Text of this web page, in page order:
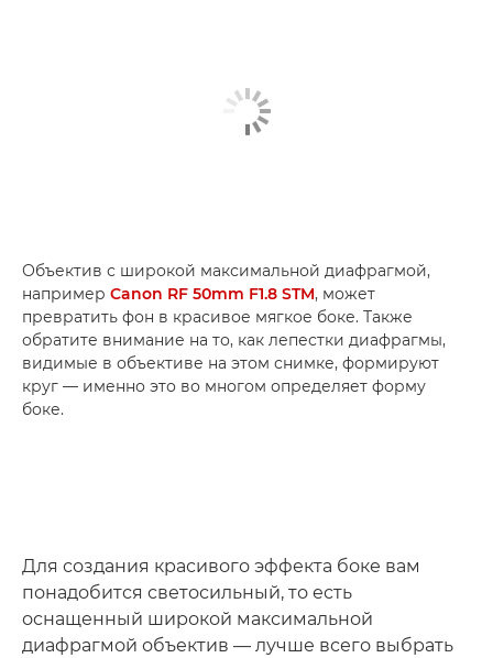
Объектив с широкой максимальной диафрагмой,
например Canon RF 50mm F1.8 STM, может
превратить фон в красивое мягкое боке. Также
обратите внимание на то, как лепестки диафрагмы,
видимые в объективе на этом снимке, формируют
круг — именно это во многом определяет форму
боке.
Для создания красивого эффекта боке вам
понадобится светосильный, то есть
оснащенный широкой максимальной
диафрагмой объектив — лучше всего выбрать